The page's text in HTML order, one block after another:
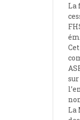
La
La